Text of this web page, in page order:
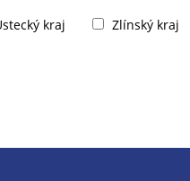
kraj Zlínský kraj